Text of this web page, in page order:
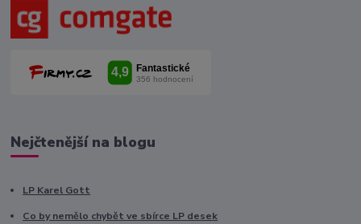
Nejčtenější na blogu
LP Karel Gott
Co by nemělo chybět ve sbírce LP desek